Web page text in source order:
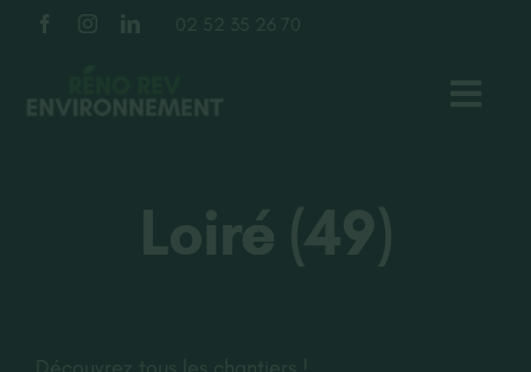
Passer
02 52 35 26 70
Loiré (49)